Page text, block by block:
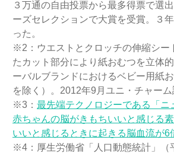
３万通の自由投票から最多得票で選
ーズセレクションで大賞を受賞。３
った。
※2：ウエストとクロッチの伸縮シー
たカット部分により紙おむつを立体
ーバルブランドにおけるベビー用紙
を除く）。2012年9月ユニ・チャーム
※3： 最先端テクノロジーである「ニ
赤ちゃんの脳がきもちいいと感じる
いいと感じるときに起きる脳血流が6
※4：厚生労働省「人口動態統計」（